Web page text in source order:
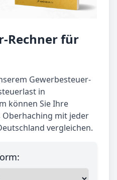
Rechner für
Gewerbesteuer-
in
können Sie Ihre
Oberhaching mit jeder
vergleichen.